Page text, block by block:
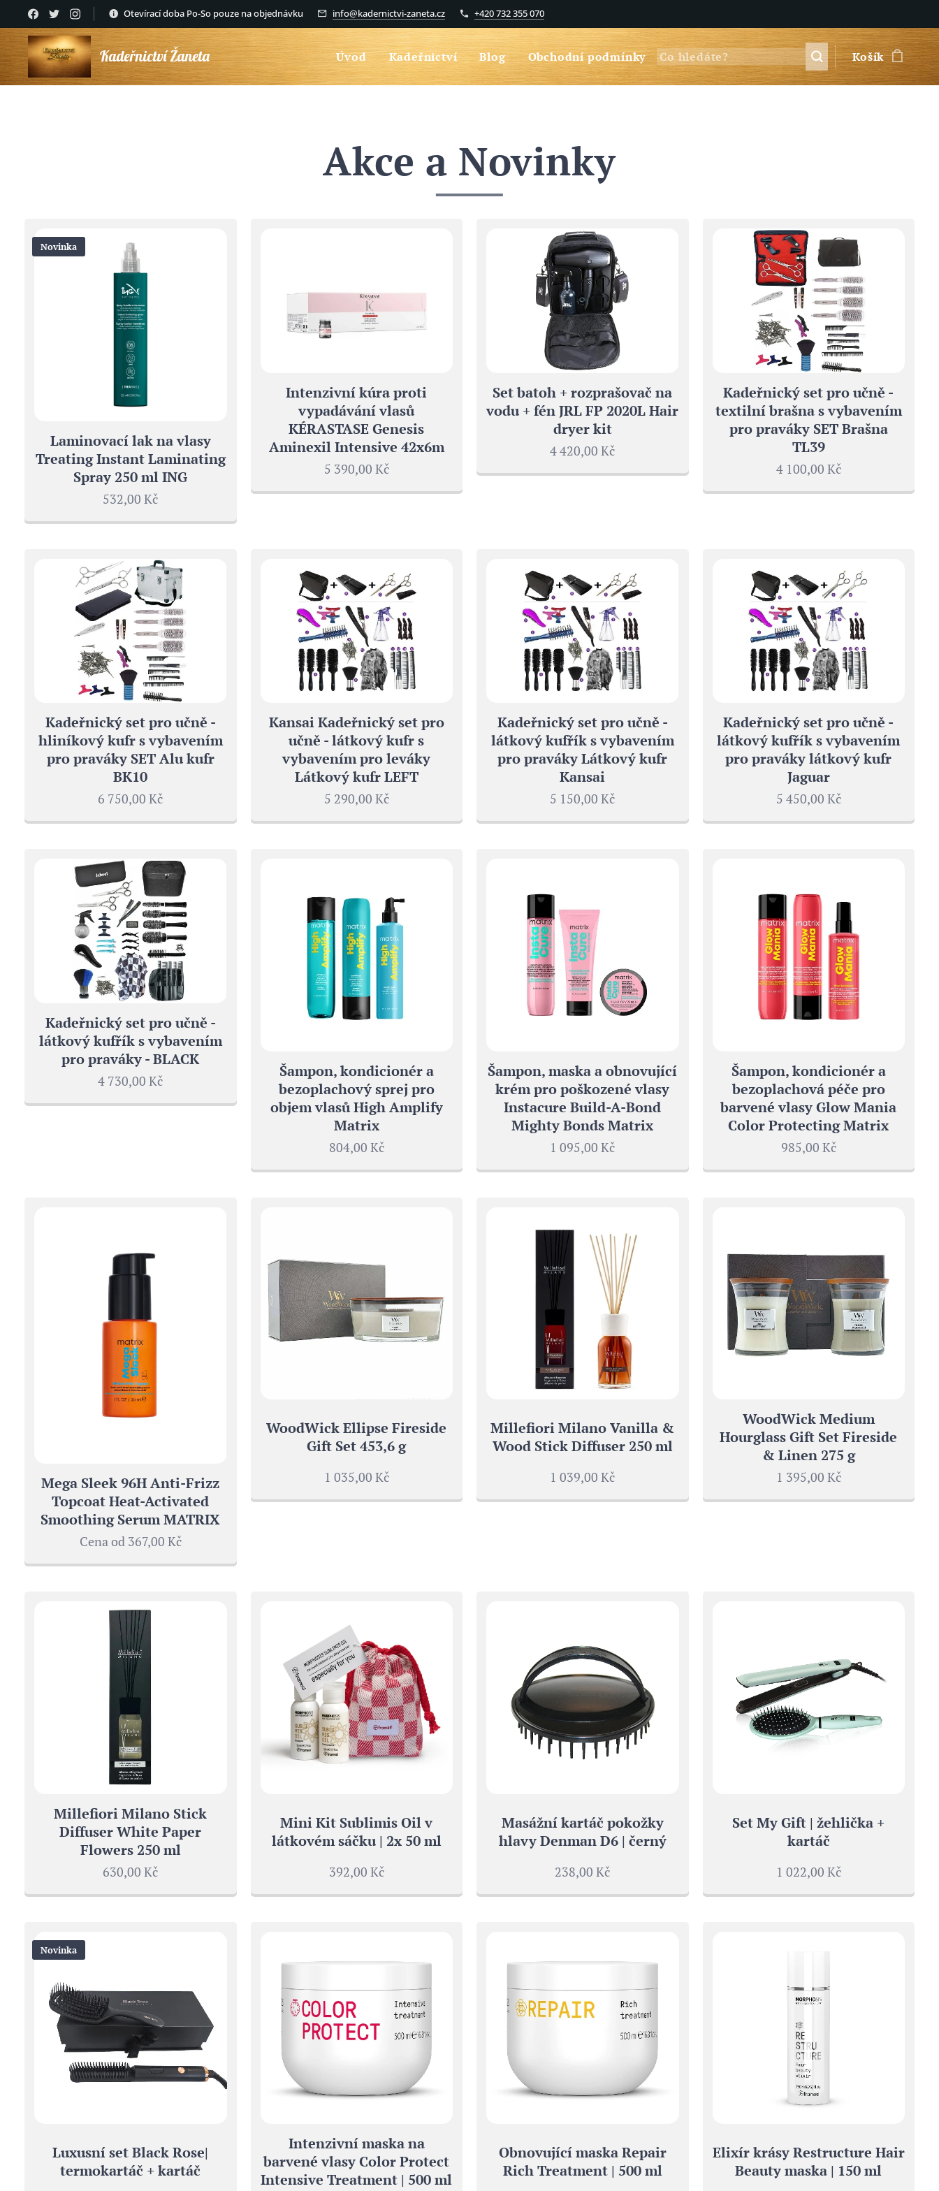
Otevírací doba Po-So pouze na objednávku info@kadernictvi-zaneta.cz +420 732 355 070
Kadeřnictví Žaneta Úvod Kadeřnictví Blog Obchodní podmínky Košík
Akce a Novinky
Laminovací lak na vlasy
Treating Instant Laminating
Spray 250 ml ING
Novinka
532,00 Kč
Intenzivní kúra proti
vypadávání vlasů
KÉRASTASE Genesis
Aminexil Intensive 42x6m
5 390,00 Kč
Set batoh + rozprašovač na
vodu + fén JRL FP 2020L Hair
dryer kit
4 420,00 Kč
Kadeřnický set pro učně -
textilní brašna s vybavením
pro praváky SET Brašna
TL39
4 100,00 Kč
Kadeřnický set pro učně -
hliníkový kufr s vybavením
pro praváky SET Alu kufr
BK10
6 750,00 Kč
Kansai Kadeřnický set pro
učně - látkový kufr s
vybavením pro leváky
Látkový kufr LEFT
5 290,00 Kč
Kadeřnický set pro učně -
látkový kufřík s vybavením
pro praváky Látkový kufr
Kansai
5 150,00 Kč
Kadeřnický set pro učně -
látkový kufřík s vybavením
pro praváky látkový kufr
Jaguar
5 450,00 Kč
Kadeřnický set pro učně -
látkový kufřík s vybavením
pro praváky - BLACK
4 730,00 Kč
Šampon, kondicionér a
bezoplachový sprej pro
objem vlasů High Amplify
Matrix
804,00 Kč
Šampon, maska a obnovující
krém pro poškozené vlasy
Instacure Build-A-Bond
Mighty Bonds Matrix
1 095,00 Kč
Šampon, kondicionér a
bezoplachová péče pro
barvené vlasy Glow Mania
Color Protecting Matrix
985,00 Kč
Mega Sleek 96H Anti-Frizz
Topcoat Heat-Activated
Smoothing Serum MATRIX
Cena od 367,00 Kč
WoodWick Ellipse Fireside
Gift Set 453,6 g
1 035,00 Kč
Millefiori Milano Vanilla &
Wood Stick Diffuser 250 ml
1 039,00 Kč
WoodWick Medium
Hourglass Gift Set Fireside
& Linen 275 g
1 395,00 Kč
Millefiori Milano Stick
Diffuser White Paper
Flowers 250 ml
630,00 Kč
Mini Kit Sublimis Oil v
látkovém sáčku | 2x 50 ml
392,00 Kč
Masážní kartáč pokožky
hlavy Denman D6 | černý
238,00 Kč
Set My Gift | žehlička +
kartáč
1 022,00 Kč
Luxusní set Black Rose|
termokartáč + kartáč
Novinka
Intenzivní maska na
barvené vlasy Color Protect
Intensive Treatment | 500 ml
Obnovující maska Repair
Rich Treatment | 500 ml
Elixír krásy Restructure Hair
Beauty maska | 150 ml